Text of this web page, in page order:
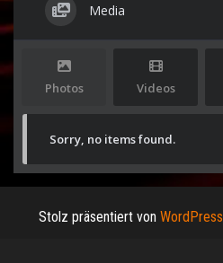
Media
Photos Videos
Sorry, no items found.
Stolz präsentiert von WordPress